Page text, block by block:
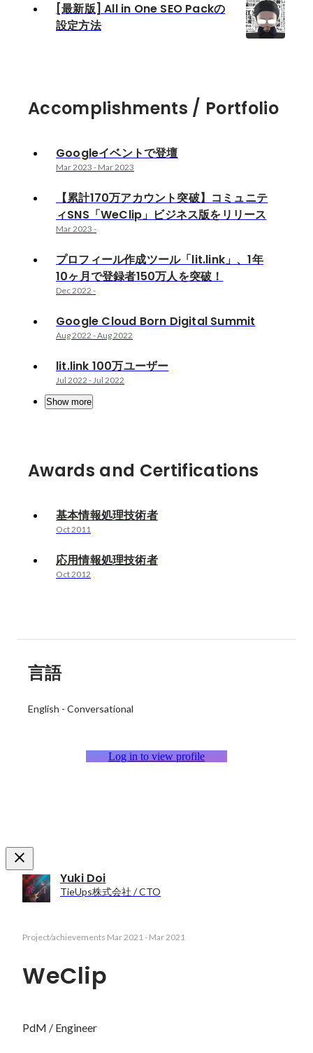
[最新版] All in One SEO Packの
設定方法
Accomplishments / Portfolio
Googleイベントで登壇
Mar 2023 - Mar 2023
​【累計170万アカウント突破】コミュニテ
ィSNS「WeClip」ビジネス版をリリース
Mar 2023 -
プロフィール作成ツール「lit.link」、1年
10ヶ月で登録者150万人を突破！
Dec 2022 -
Google Cloud Born Digital Summit
Aug 2022 -Aug 2022
lit.link 100万ユーザー
Jul 2022 -Jul 2022
Show more
Awards and Certifications
基本情報処理技術者
Oct 2011
応用情報処理技術者
Oct 2012
言語
English - Conversational
Log in to view profile
Yuki Doi
TieUps株式会社 / CTO
Project/achievements Mar 2021- Mar 2021
WeClip
PdM / Engineer